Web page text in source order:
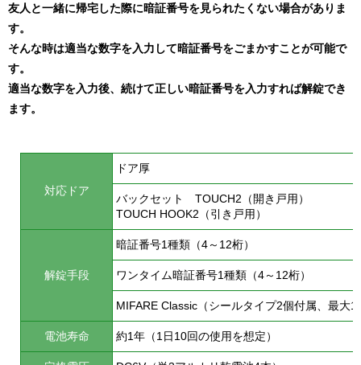
友人と一緒に帰宅した際に暗証番号を見られたくない場合がありま
す。
そんな時は適当な数字を入力して暗証番号をごまかすことが可能で
す。
適当な数字を入力後、続けて正しい暗証番号を入力すれば解錠でき
ます。
対応ドア
ドア厚
バックセット TOUCH2（開き戸用）
TOUCH HOOK2（引き戸用）
解錠手段
暗証番号1種類（4～12桁）
ワンタイム暗証番号1種類（4～12桁）
MIFARE Classic（シールタイプ2個付属、最大
電池寿命 約1年（1日10回の使用を想定）